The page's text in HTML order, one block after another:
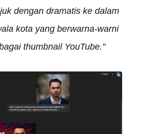
dengan dramatis ke dalam
kota yang berwarna-warni
thumbnail YouTube."